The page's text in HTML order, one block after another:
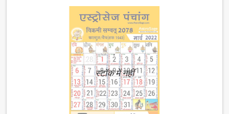
स्टॉक में नहीं